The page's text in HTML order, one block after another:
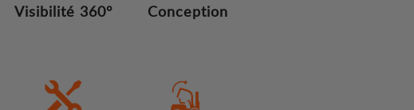
Visibilité 360° Conception